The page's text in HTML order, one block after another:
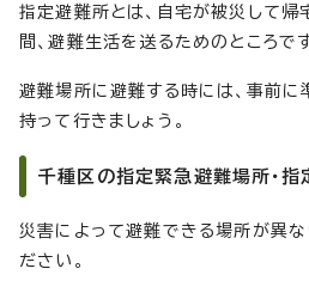
指定避難所とは、自宅が被災して帰
間、避難生活を送るためのところです
避難場所に避難する時には、事前に
持って行きましょう。
千種区の指定緊急避難場所・指
災害によって避難できる場所が異な
ださい。